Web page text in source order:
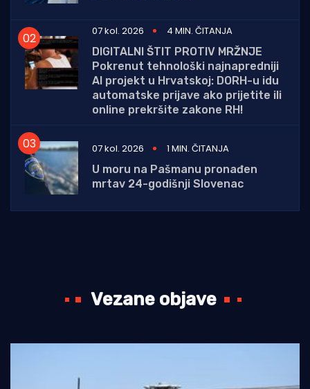
07 kol. 2026
4 MIN. ČITANJA
DIGITALNI ŠTIT PROTIV MRŽNJE
Pokrenut tehnološki najnapredniji
AI projekt u Hrvatskoj: DORH-u idu
automatske prijave ako prijetite ili
online prekršite zakone RH!
07 kol. 2026
1 MIN. ČITANJA
U moru na Pašmanu pronađen
mrtav 24-godišnji Slovenac
Vezane objave